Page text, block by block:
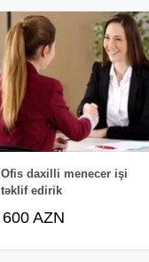
Ofis daxilli menecer işi
təklif edirik
600 AZN